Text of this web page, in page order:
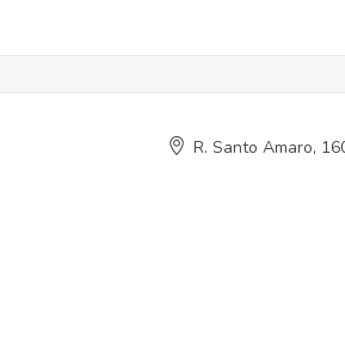
R. Santo Amaro,